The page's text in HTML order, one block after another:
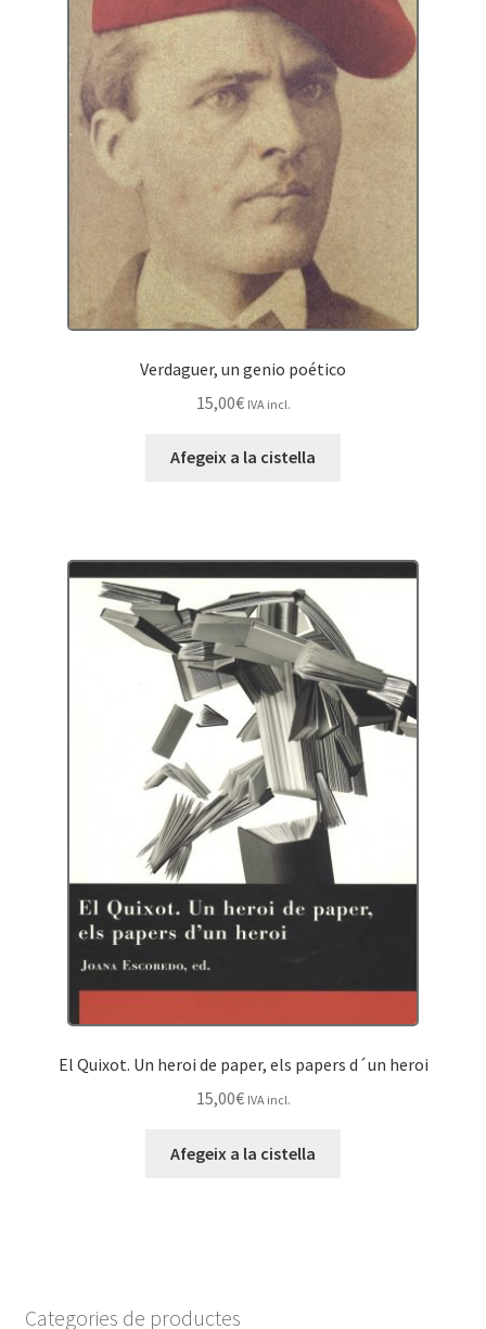
Verdaguer, un genio poético
15,00€ IVA incl.
Afegeix a la cistella
El Quixot. Un heroi de paper, els papers d´un heroi
15,00€ IVA incl.
Afegeix a la cistella
Categories de productes